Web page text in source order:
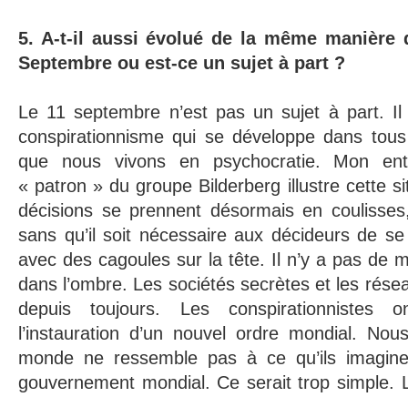
5. A-t-il aussi évolué de la même manière
Septembre ou est-ce un sujet à part ?
Le 11 septembre n’est pas un sujet à part. Il
conspirationnisme qui se développe dans
que nous vivons en psychocratie. Mon
« patron » du groupe Bilderberg illustre cette
décisions se prennent désormais en
sans qu’il soit nécessaire aux décideurs de
avec des cagoules sur la tête. Il n’y a pas de
dans l’ombre. Les sociétés secrètes et les
depuis toujours. Les conspirationnistes
l’instauration d’un nouvel ordre mondial.
monde ne ressemble pas à ce qu’ils
gouvernement mondial. Ce serait trop simple.